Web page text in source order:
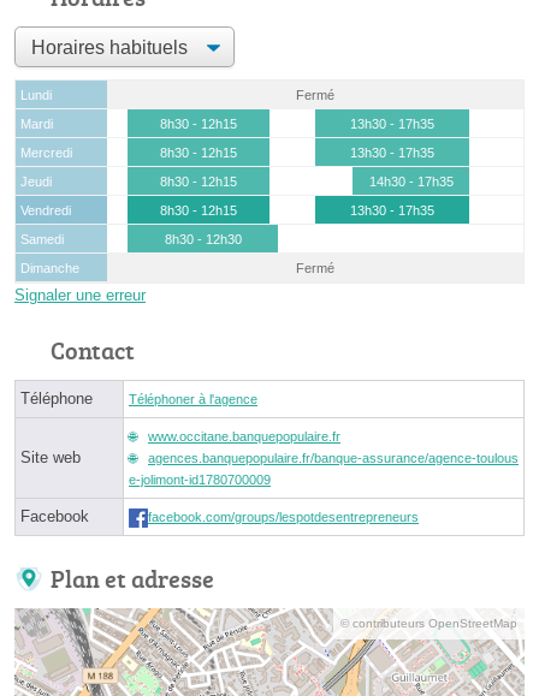
Lundi
Fermé
Mardi
8h30 - 12h15
13h30 - 17h35
Mercredi
8h30 - 12h15
13h30 - 17h35
Jeudi
8h30 - 12h15
14h30 - 17h35
Vendredi
8h30 - 12h15
13h30 - 17h35
Samedi
8h30 - 12h30
Dimanche
Fermé
Signaler une erreur
Contact
Téléphone Téléphoner à l'agence
Site web
www.occitane.banquepopulaire.fr
agences.banquepopulaire.fr/banque-assurance/agence-toulous
e-jolimont-id1780700009
Facebook facebook.com/groups/lespotdesentrepreneurs
Plan et adresse
© contributeurs OpenStreetMap